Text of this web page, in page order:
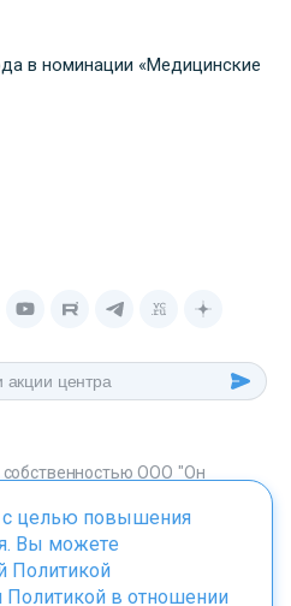
в номинации «Медицинские
ООО "Он
со статьей 1259 ГК. РФ.
с целью повышения
Вы можете
Политикой
Политикой в отношении